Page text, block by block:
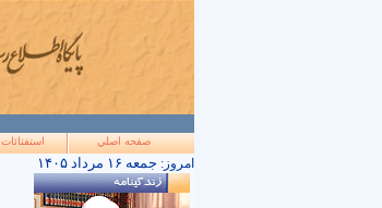
صفحه اصلي استفتائات
امروز: ۱۴۰۵ جمعه ۱۶ مرداد